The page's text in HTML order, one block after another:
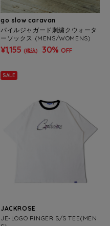
go slow caravan
パイルジャガード刺繍クウォータ
ーソックス (MENS/WOMENS)
¥1,155 (税込) 30% OFF
SALE
JACKROSE
JE-LOGO RINGER S/S TEE(MEN